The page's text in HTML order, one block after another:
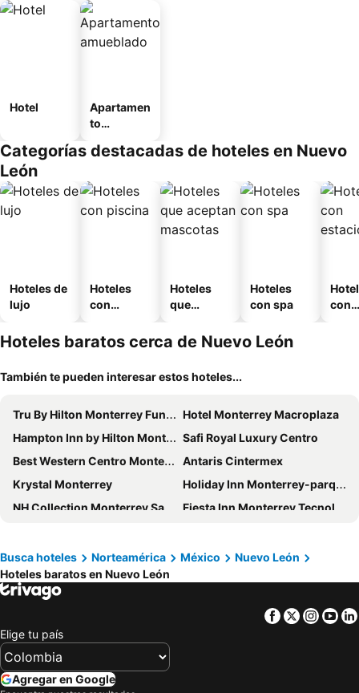
Hotel
Apartamen
to
o
Categorías destacadas de hoteles en Nuevo
León
Hoteles de
lujo
Hoteles
con
Hoteles
que
mascotas
Hoteles
con spa
con
Hoteles baratos cerca de Nuevo León
También te pueden interesar estos hoteles...
Tru By Hilton Monterrey Fundidora
Hotel Monterrey Macroplaza
Hampton Inn by Hilton Monterrey/Galerías-Obispado
Safi Royal Luxury Centro
Best Western Centro Monterrey
Antaris Cintermex
Krystal Monterrey
Holiday Inn Monterrey-parque Fundidora By Ihg
NH Collection Monterrey San Pedro
Fiesta Inn Monterrey Tecnologico
MS Milenium Monterrey, Curio Collection by Hilton
Galeria Plaza Monterrey
Fiesta Inn Monterrey La Fe
Capital O Hotel Diro, Monterrey
Antaris Galerias
Safi Royal Luxury Metropolitan
Wyndham Monterrey Ambassador Centro
Busca hoteles Norteamérica México
Nuevo León
Hoteles baratos en Nuevo León
Facebook
Twitter
Elige tu país
Agregar en Google